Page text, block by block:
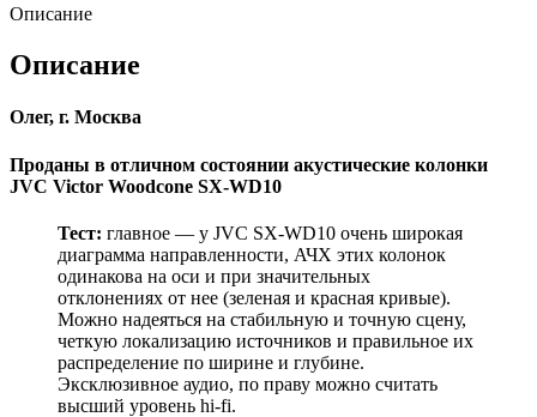
Описание
Описание
Олег, г. Москва
Проданы в отличном состоянии акустические колонки
JVC Victor Woodcone SX-WD10
Тест: главное — у JVC SX-WD10 очень широкая
диаграмма направленности, АЧХ этих колонок
одинакова на оси и при значительных
отклонениях от нее (зеленая и красная кривые).
Можно надеяться на стабильную и точную сцену,
четкую локализацию источников и правильное их
распределение по ширине и глубине.
Эксклюзивное аудио, по праву можно считать
высший уровень hi-fi.